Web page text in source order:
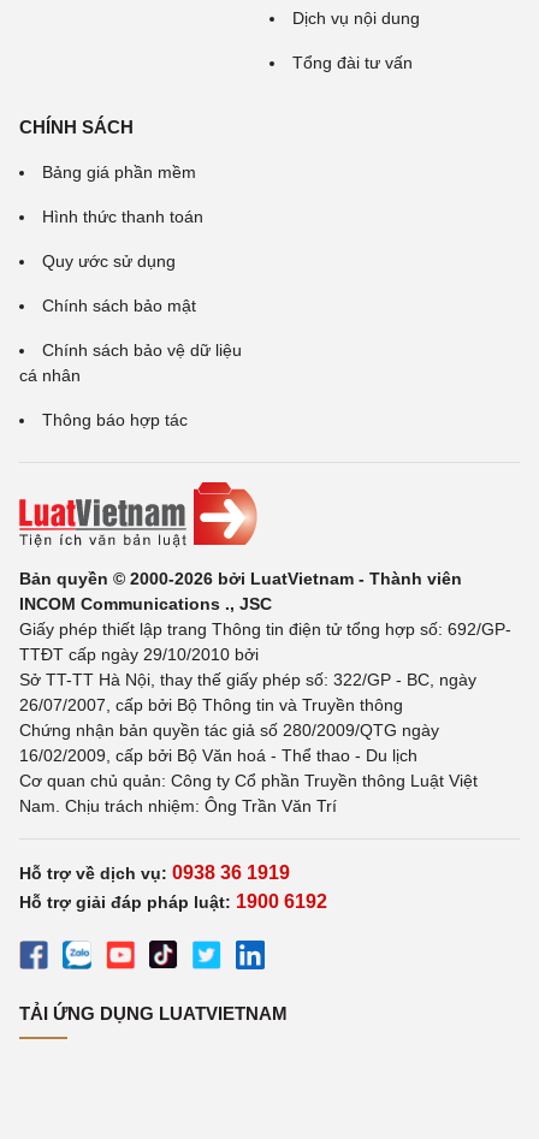
Dịch vụ nội dung
Tổng đài tư vấn
CHÍNH SÁCH
Bảng giá phần mềm
Hình thức thanh toán
Quy ước sử dụng
Chính sách bảo mật
Chính sách bảo vệ dữ liệu
cá nhân
Thông báo hợp tác
Bản quyền © 2000-2026 bởi LuatVietnam - Thành viên
INCOM Communications ., JSC
Giấy phép thiết lập trang Thông tin điện tử tổng hợp số: 692/GP-
TTĐT cấp ngày 29/10/2010 bởi
Sở TT-TT Hà Nội, thay thế giấy phép số: 322/GP - BC, ngày
26/07/2007, cấp bởi Bộ Thông tin và Truyền thông
Chứng nhận bản quyền tác giả số 280/2009/QTG ngày
16/02/2009, cấp bởi Bộ Văn hoá - Thể thao - Du lịch
Cơ quan chủ quản: Công ty Cổ phần Truyền thông Luật Việt
Nam. Chịu trách nhiệm: Ông Trần Văn Trí
Hỗ trợ về dịch vụ: 0938 36 1919
Hỗ trợ giải đáp pháp luật: 1900 6192
TẢI ỨNG DỤNG LUATVIETNAM